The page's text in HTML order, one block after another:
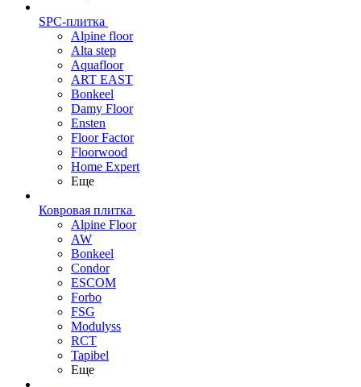
SPC-плитка
Alpine floor
Alta step
Aquafloor
ART EAST
Bonkeel
Damy Floor
Ensten
Floor Factor
Floorwood
Home Expert
Еще
Ковровая плитка
Alpine Floor
AW
Bonkeel
Condor
ESCOM
Forbo
FSG
Modulyss
RCT
Tapibel
Еще